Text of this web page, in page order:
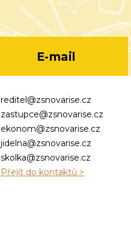
E-mail
reditel@zsnovarise.cz
zastupce@zsnovarise.cz
ekonom@zsnovarise.cz
jidelna@zsnovarise.cz
skolka@zsnovarise.cz
Přejít do kontaktů >